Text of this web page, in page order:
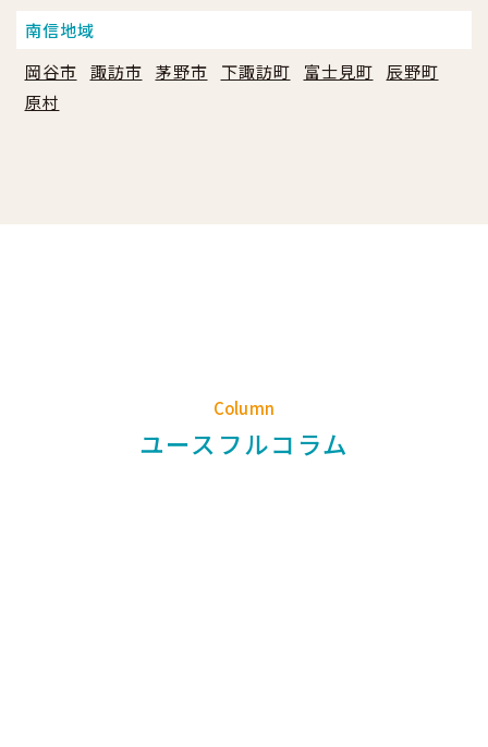
南信地域
岡谷市
諏訪市 茅野市 下諏訪町 富士見町
辰野町
原村
Column
ユースフルコラム